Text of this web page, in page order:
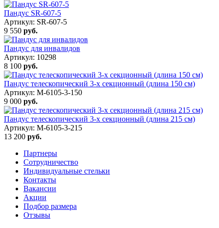
Пандус SR-607-5
Артикул: SR-607-5
9 550 руб.
Пандус для инвалидов
Артикул: 10298
8 100 руб.
Пандус телескопический 3-х секционный (длина 150 см)
Артикул: M-6105-3-150
9 000 руб.
Пандус телескопический 3-х секционный (длина 215 см)
Артикул: M-6105-3-215
13 200 руб.
Партнеры
Сотрудничество
Индивидуальные стельки
Контакты
Вакансии
Акции
Подбор размера
Отзывы